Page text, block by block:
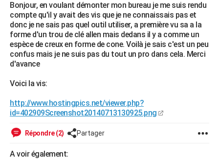
Mobiles
Meilleur smartphone
Internet
Ordinateurs
Jeux vidéo
Guide high-tech
+BRICOLAGE
Forum
Aménagement intérieur
Extérieur
Cuisine
Salle de bains
Jardinage
Rangement
WEEK-END
Guides de France
Escapades
Patrimoine
Expositions
Musées
Week-end nature
+LIFESTYLE
Art de vivre
Bien-être
Loisirs
Mode
Modes de vie
Alimentation
Guide de la santé
Maladies
Médicaments
Sommeil
Destinations
City break
Voyage nature
Voyage de noces
Forum
Climat
+PHOTO
GUIDES D'ACHAT
BONS PLANS
Bonjour, en voulant démonter mon bureau je me suis rendu
compte qu'il y avait des vis que je ne connaissais pas et
donc je ne sais pas quel outil utiliser, a première vu sa a la
forme d'un trou de clé allen mais dedans il y a comme un
espèce de creux en forme de cone. Voilà je sais c'est un peu
confus mais je ne suis pas du tout un pro dans cela. Merci
d'avance
Voici la vis:
http://www.hostingpics.net/viewer.php?
id=402909Screenshot20140713130925.png
Répondre (2) Partager
A voir également: